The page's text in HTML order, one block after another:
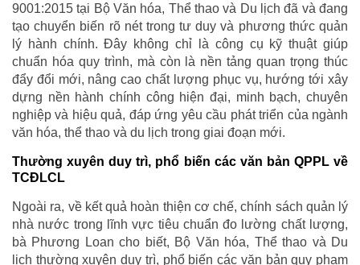
9001:2015 tại Bộ Văn hóa, Thể thao và Du lịch đã và đang
tạo chuyển biến rõ nét trong tư duy và phương thức quản
lý hành chính. Đây không chỉ là công cụ kỹ thuật giúp
chuẩn hóa quy trình, mà còn là nền tảng quan trọng thúc
đẩy đổi mới, nâng cao chất lượng phục vụ, hướng tới xây
dựng nền hành chính công hiện đại, minh bạch, chuyên
nghiệp và hiệu quả, đáp ứng yêu cầu phát triển của ngành
văn hóa, thể thao và du lịch trong giai đoạn mới.
Thường xuyên duy trì, phổ biến các văn bản QPPL về
TCĐLCL
Ngoài ra, về kết quả hoàn thiện cơ chế, chính sách quản lý
nhà nước trong lĩnh vực tiêu chuẩn đo lường chất lượng,
bà Phương Loan cho biết, Bộ Văn hóa, Thể thao và Du
lịch thường xuyên duy trì, phổ biến các văn bản quy phạm